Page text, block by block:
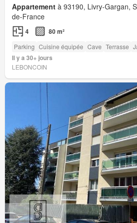
Appartement à 93190, Livry-Gargan,
de-France
4 80 m²
Parking Cuisine équipée Cave Terrasse
Il y a 30+ jours
LEBONCOIN